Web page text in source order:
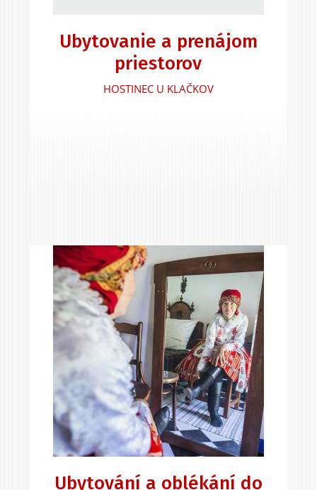
Ubytovanie a prenájom
priestorov
HOSTINEC U KLAČKOV
Ubytování a oblékání do